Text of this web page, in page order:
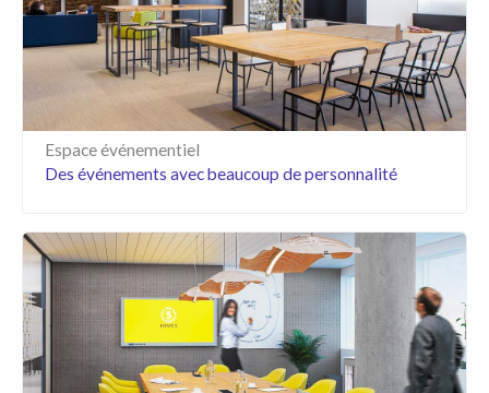
Espace événementiel
Des événements avec beaucoup de personnalité